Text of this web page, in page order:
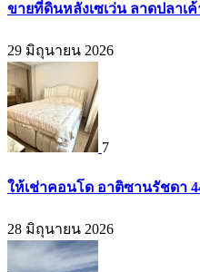
ขายที่ดินหลังเซเว่น ลาดปลาเค้
29 มิถุนายน 2026
7
ให้เช่าคอนโด อาติซานรัชดา
28 มิถุนายน 2026